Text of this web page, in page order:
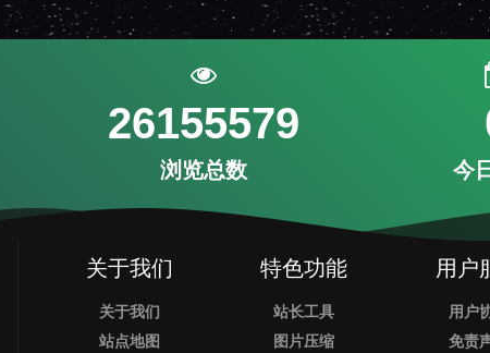
26155579
浏览总数 今
关于我们
关于我们
站点地图
特色功能
站长工具
图片压缩
用户
用户
免责